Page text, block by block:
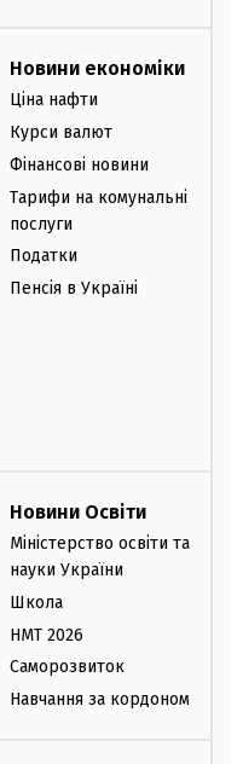
Новини економіки
Ціна нафти
Курси валют
Фінансові новини
Тарифи на комунальні
послуги
Податки
Пенсія в Україні
Новини Освіти
Міністерство освіти та
науки України
Школа
НМТ 2026
Саморозвиток
Навчання за кордоном